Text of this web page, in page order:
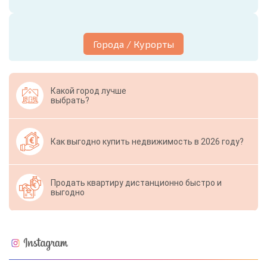
Города / Курорты
Какой город лучше
выбрать?
Как выгодно купить недвижимость в 2026 году?
Продать квартиру дистанционно быстро и
выгодно